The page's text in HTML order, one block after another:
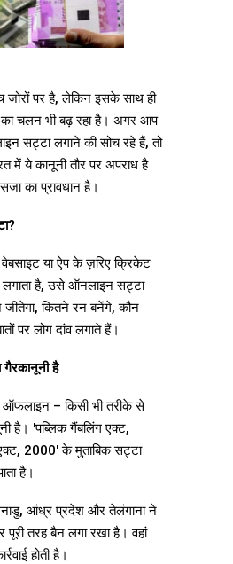
जोरों पर है, लेकिन इसके साथ ही
चलन भी बढ़ रहा है। अगर आप
सट्टा लगाने की सोच रहे हैं, तो
में ये कानूनी तौर पर अपराध है
का प्रावधान है।
वेबसाइट या ऐप के ज़रिए क्रिकेट
है, उसे ऑनलाइन सट्टा
कितने रन बनेंगे, कौन
पर लोग दांव लगाते हैं।
गैरकानूनी है
– किसी भी तरीके से
है। 'पब्लिक गैंबलिंग एक्ट,
2000' के मुताबिक सट्टा
है।
आंध्र प्रदेश और तेलंगाना ने
तरह बैन लगा रखा है। वहां
होती है।